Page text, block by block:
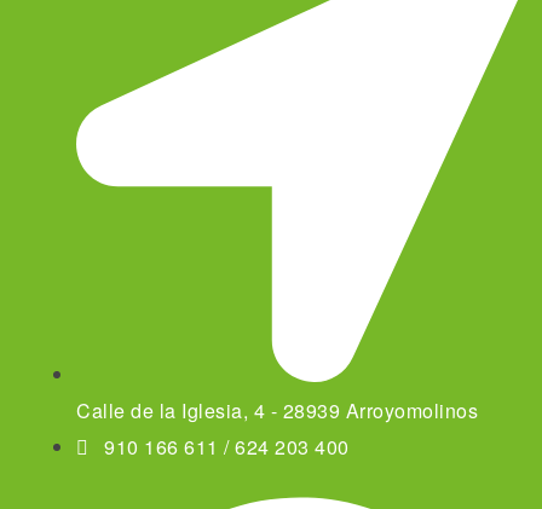
Calle de la Iglesia, 4 - 28939 Arroyomolinos
910 166 611 / 624 203 400